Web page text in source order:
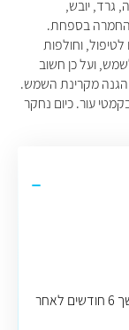
גרד, יובש,
החמרה בספחת.
הראשונים לטיפול, וחולפות
ועל כן חשוב
מקרינת השמש.
עור. כיום נחקר
למרוח פעם ביום, רצוי בערב. התרופה יציבה למשך 6 חודשים לאחר